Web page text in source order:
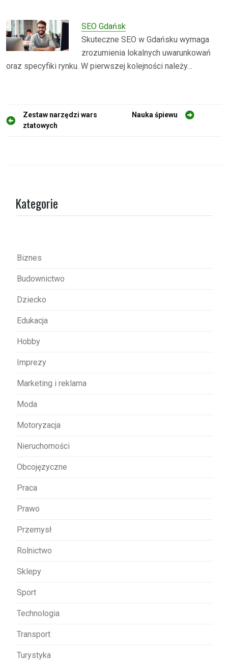
SEO Gdańsk
Skuteczne SEO w Gdańsku wymaga
zrozumienia lokalnych uwarunkowań
oraz specyfiki rynku. W pierwszej kolejności należy…
N
Zestaw narzędzi wars
ztatowych
Nauka śpiewu
Kategorie
Biznes
Budownictwo
Dziecko
Edukacja
Hobby
Imprezy
Marketing i reklama
Moda
Motoryzacja
Nieruchomości
Obcojęzyczne
Praca
Prawo
Przemysł
Rolnictwo
Sklepy
Sport
Technologia
Transport
Turystyka